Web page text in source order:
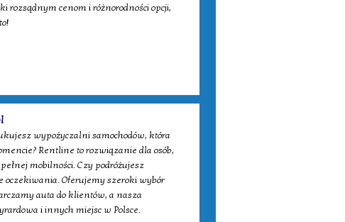
rozsądnym cenom i różnorodności opcji,
wypożyczalni samochodów, która
Rentline to rozwiązanie dla osób,
mobilności. Czy podróżujesz
oczekiwania. Oferujemy szeroki wybór
auta do klientów, a nasza
i innych miejsc w Polsce.